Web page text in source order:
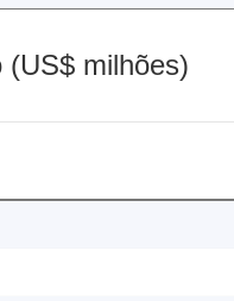
(US$ milhões)